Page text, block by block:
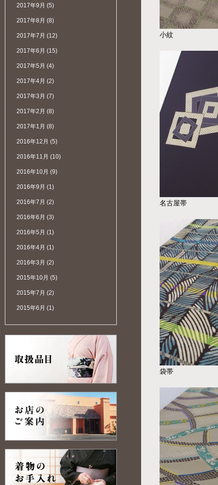
2017年9月 (5)
2017年8月 (8)
2017年7月 (12)
2017年6月 (15)
2017年5月 (4)
2017年4月 (2)
2017年3月 (7)
2017年2月 (8)
2017年1月 (8)
2016年12月 (5)
2016年11月 (10)
2016年10月 (9)
2016年9月 (1)
2016年7月 (2)
2016年6月 (3)
2016年5月 (1)
2016年4月 (1)
2016年3月 (2)
2015年10月 (5)
2015年7月 (2)
2015年6月 (1)
小紋
名古屋帯
袋帯